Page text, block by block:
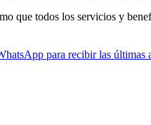
que todos los servicios y
para recibir las últimas